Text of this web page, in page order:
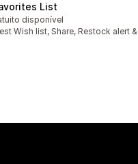
List
disponível
Wish list, Share, Restock alert &